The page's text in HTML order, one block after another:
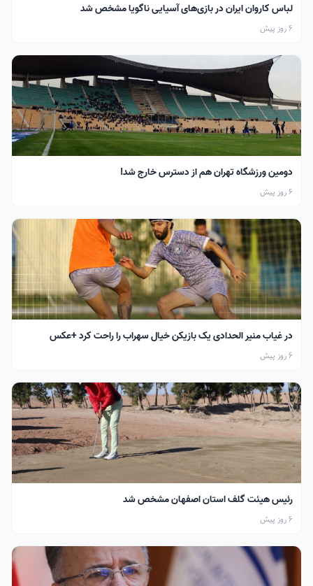
لباس کاروان ایران در بازی‌های آسیایی ناگویا مشخص شد
6 روز پیش
دومین ورزشگاه تهران هم از دسترس خارج شد!
6 روز پیش
در غیاب منیر الحدادی یک بازیکن خیال سهراب را راحت کرد +عکس
6 روز پیش
رئیس هیئت گلف استان اصفهان مشخص شد
6 روز پیش